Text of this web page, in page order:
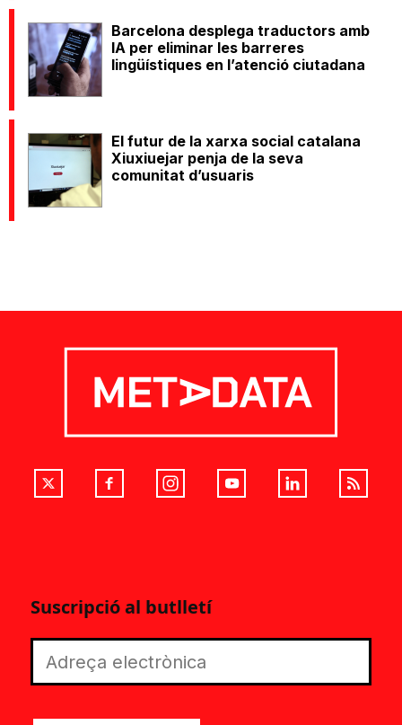
Barcelona desplega traductors amb
IA per eliminar les barreres
lingüístiques en l’atenció ciutadana
El futur de la xarxa social catalana
Xiuxiuejar penja de la seva
comunitat d’usuaris
Suscripció al butlletí